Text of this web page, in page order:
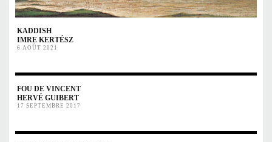
KADDISH
IMRE KERTÉSZ
6 AOÛT 2021
FOU DE VINCENT
HERVÉ GUIBERT
17 SEPTEMBRE 2017